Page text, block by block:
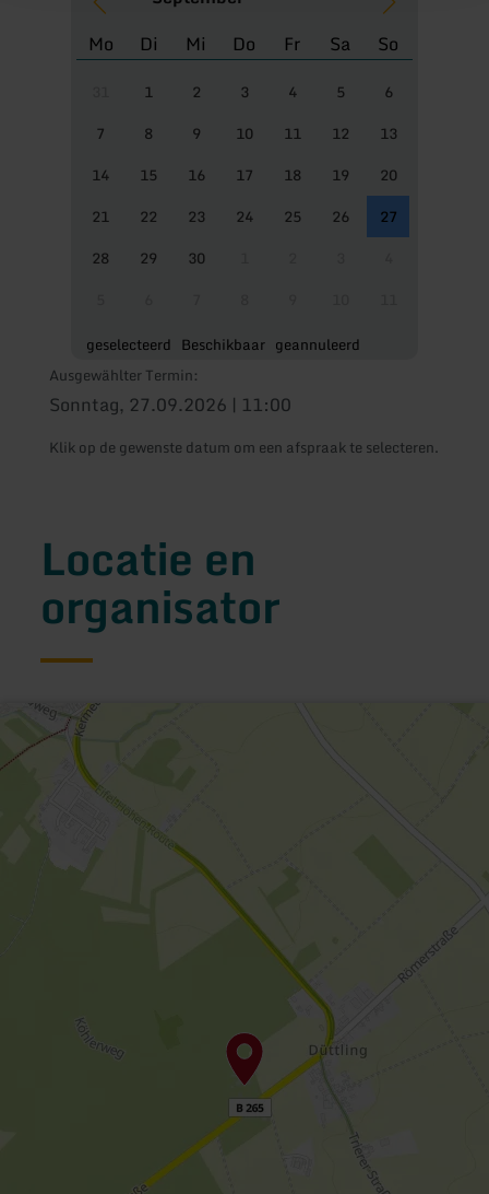
Mo Di Mi Do Fr Sa So
1 2 3 4 5
6
7
8 9 10 11 12
13
14
15 16 17 18 19
20
21
22 23 24 25 26
27
28
29 30
geselecteerd Beschikbaar geannuleerd
Ausgewählter Termin:
Sonntag, 27.09.2026 | 11:00
Klik op de gewenste datum om een afspraak te selecteren.
Locatie en
organisator